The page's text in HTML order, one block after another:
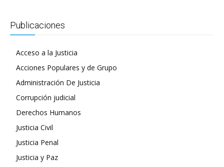
Publicaciones
Acceso a la Justicia
Acciones Populares y de Grupo
Administración De Justicia
Corrupción judicial
Derechos Humanos
Justicia Civil
Justicia Penal
Justicia y Paz